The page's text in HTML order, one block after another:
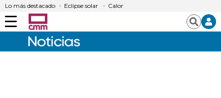
Lo más destacado Eclipse solar Calor
Menú Buscar